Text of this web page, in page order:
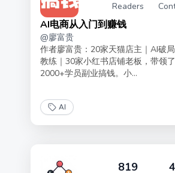
Readers
AI电商从入门到赚钱
@廖富贵
作者廖富贵：20家天猫店主｜AI破
教练｜30家小红书店铺老板，带领了
2000+学员副业搞钱。小...
AI
819